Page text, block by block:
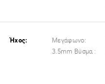
Ήχος: Μεγάφωνο:
3.5mm Βύσμα :